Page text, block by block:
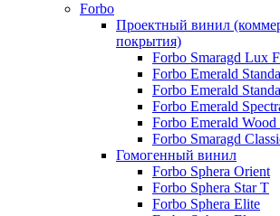
Forbo
Проектный винил
покрытия)
Forbo Smaragd Lux
Forbo Emerald
Forbo Emerald
Forbo Emerald
Forbo Emerald Wood
Forbo Smaragd
Гомогенный винил
Forbo Sphera Orient
Forbo Sphera Star T
Forbo Sphera Elite